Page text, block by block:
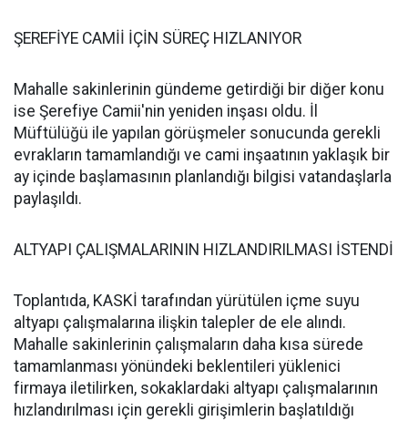
ŞEREFİYE CAMİİ İÇİN SÜREÇ HIZLANIYOR
Mahalle sakinlerinin gündeme getirdiği bir diğer konu
ise Şerefiye Camii'nin yeniden inşası oldu. İl
Müftülüğü ile yapılan görüşmeler sonucunda gerekli
evrakların tamamlandığı ve cami inşaatının yaklaşık bir
ay içinde başlamasının planlandığı bilgisi vatandaşlarla
paylaşıldı.
ALTYAPI ÇALIŞMALARININ HIZLANDIRILMASI İSTENDİ
Toplantıda, KASKİ tarafından yürütülen içme suyu
altyapı çalışmalarına ilişkin talepler de ele alındı.
Mahalle sakinlerinin çalışmaların daha kısa sürede
tamamlanması yönündeki beklentileri yüklenici
firmaya iletilirken, sokaklardaki altyapı çalışmalarının
hızlandırılması için gerekli girişimlerin başlatıldığı